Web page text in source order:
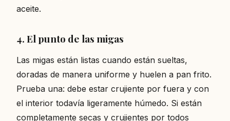
aceite.
4. El punto de las migas
Las migas están listas cuando están sueltas,
doradas de manera uniforme y huelen a pan frito.
Prueba una: debe estar crujiente por fuera y con
el interior todavía ligeramente húmedo. Si están
completamente secas y crujientes por todos